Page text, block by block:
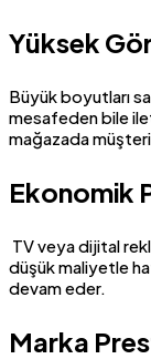
Yüksek
Büyük boyutları
mesafeden bile
mağazada
Ekonomik
TV veya dijital
düşük maliyetle
devam eder.
Marka